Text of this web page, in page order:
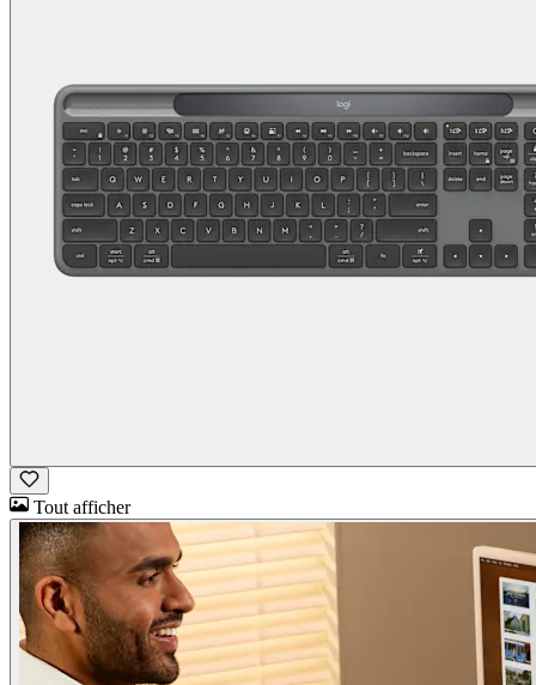
Tout afficher